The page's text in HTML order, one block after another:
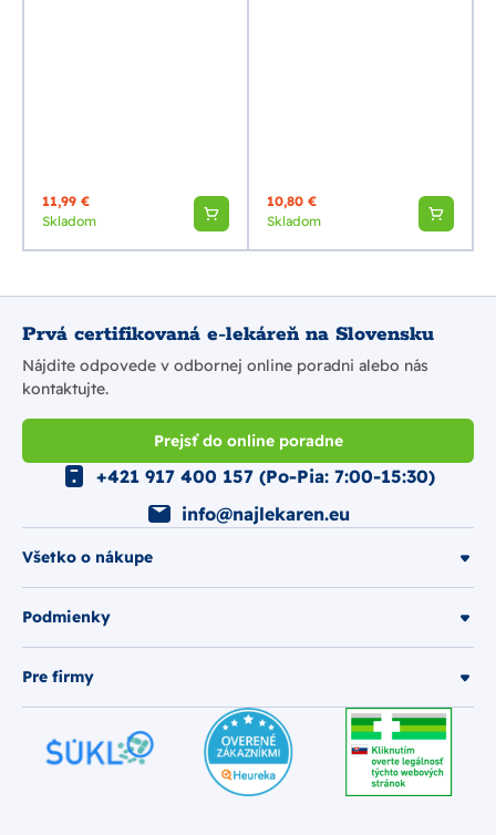
11,99 €
Skladom
10,80 €
Skladom
Prvá certifikovaná e-lekáreň na Slovensku
Nájdite odpovede v odbornej online poradni alebo nás
kontaktujte.
Prejsť do online poradne
Všetko o nákupe
Podmienky
Pre firmy
+421 917 400 157 (Po-Pia: 7:00-15:30)
info@najlekaren.eu